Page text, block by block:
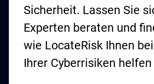
Sicherheit. Lassen Sie
Experten beraten und
wie LocateRisk Ihnen
Ihrer Cyberrisiken helfen